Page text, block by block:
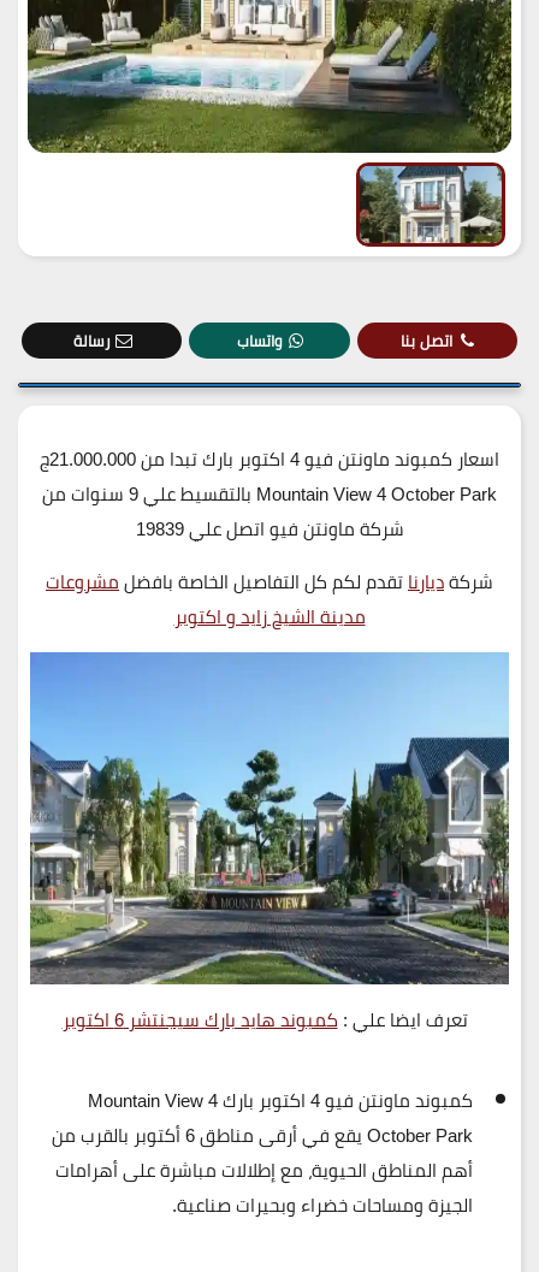
اتصل بنا واتساب رسالة
اسعار كمبوند ماونتن فيو 4 اكتوبر بارك تبدا من 21.000.000ج
Mountain View 4 October Park بالتقسيط علي 9 سنوات من
شركة ماونتن فيو اتصل علي 19839
شركةديارناتقدم لكم كل التفاصيل الخاصة بافضلمشروعات
مدينة الشيخ زايد و اكتوبر
تعرف ايضا علي :كمبوند هايد بارك سيجنتشر 6 اكتوبر
كمبوند ماونتن فيو 4 اكتوبر بارك
Mountain View 4
October Park
يقع في أرقى مناطق 6 أكتوبر بالقرب من
أهم المناطق الحيوية، مع إطلالات مباشرة على أهرامات
الجيزة ومساحات خضراء وبحيرات صناعية.